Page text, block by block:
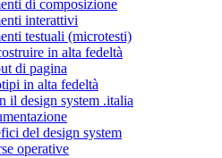
di composizione
interattivi
testuali (microtesti)
in alta fedeltà
di pagina
in alta fedeltà
il design system .italia
del design system
operative